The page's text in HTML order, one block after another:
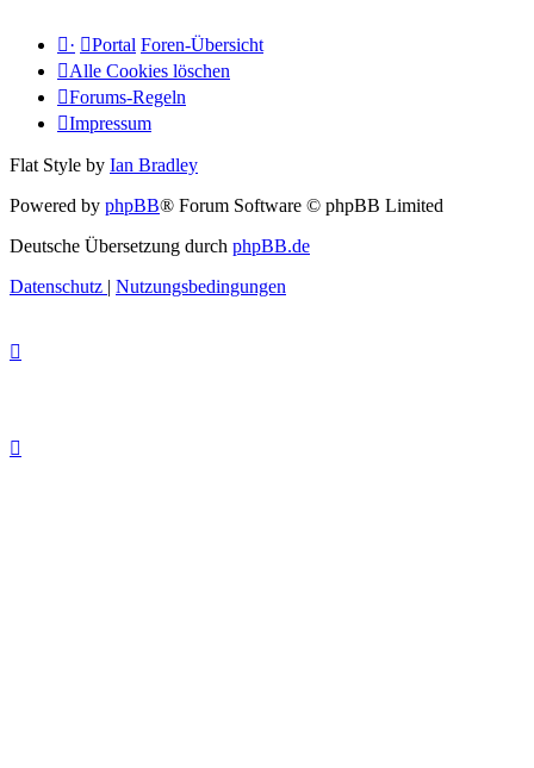
· Portal Foren-Übersicht
Alle Cookies löschen
Forums-Regeln
Impressum
Flat Style by Ian Bradley
Powered by phpBB® Forum Software © phpBB Limited
Deutsche Übersetzung durch phpBB.de
Datenschutz | Nutzungsbedingungen